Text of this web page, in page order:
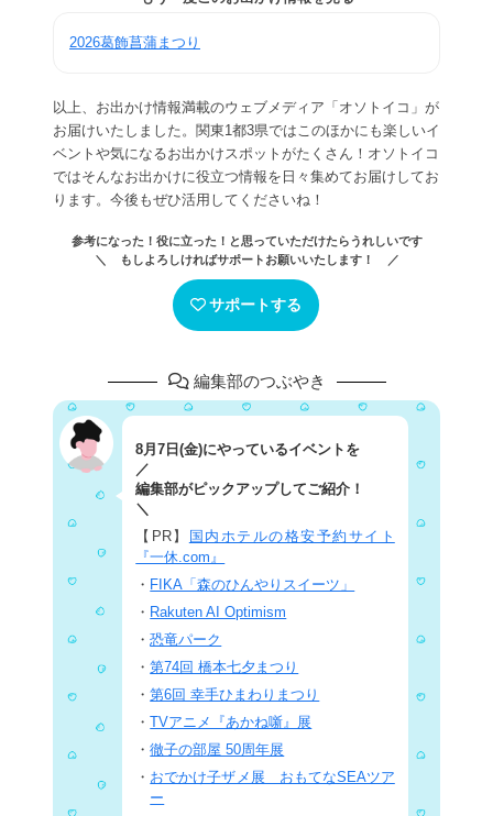
2026葛飾菖蒲まつり
以上、お出かけ情報満載のウェブメディア「オソトイコ」が
お届けいたしました。関東1都3県ではこのほかにも楽しいイ
ベントや気になるお出かけスポットがたくさん！オソトイコ
ではそんなお出かけに役立つ情報を日々集めてお届けしてお
ります。今後もぜひ活用してくださいね！
参考になった！役に立った！と思っていただけたらうれしいです
＼ もしよろしければサポートお願いいたします！ ／
サポートする
編集部のつぶやき
8月7日(金)にやっているイベントを
／
編集部がピックアップしてご紹介！
＼
【PR】
国内ホテルの格安予約サイト
『一休.com』
・ FIKA「森のひんやりスイーツ」
・ Rakuten AI Optimism
・恐竜パーク
・第74回 橋本七夕まつり
・第6回 幸手ひまわりまつり
・TVアニメ『あかね噺』展
・徹子の部屋 50周年展
・ おでかけ子ザメ展 おもてなSEAツア
ー